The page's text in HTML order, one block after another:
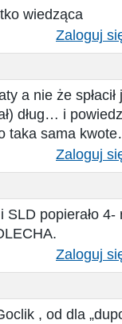
wiedząca
Zaloguj
a nie że
dług… i
taka sama
Zaloguj
popierało 4-
Zaloguj
, od dla